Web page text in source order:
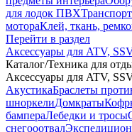
для лодок ПВХ
мотораКлей, ткань,
Перейти в раздел
Аксессуары для ATV,
Каталог/Техника для
Аксессуары для ATV,
АкустикаБраслеты
шноркелиДомкраты
бампераЛебедки и тросы
снегооотвал